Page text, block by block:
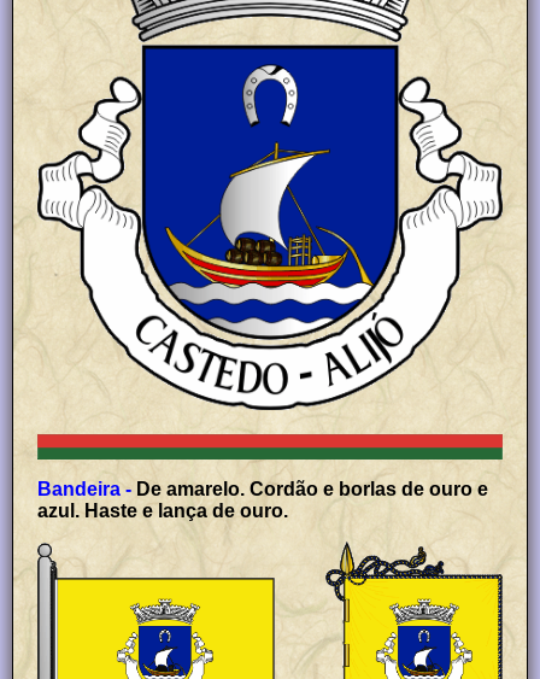
Bandeira - De amarelo. Cordão e borlas de ouro e
azul. Haste e lança de ouro.